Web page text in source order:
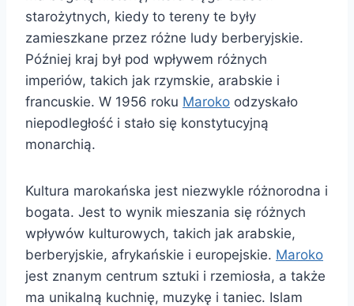
starożytnych, kiedy to tereny te były
zamieszkane przez różne ludy berberyjskie.
Później kraj był pod wpływem różnych
imperiów, takich jak rzymskie, arabskie i
francuskie. W 1956 roku Maroko odzyskało
niepodległość i stało się konstytucyjną
monarchią.
Kultura marokańska jest niezwykle różnorodna i
bogata. Jest to wynik mieszania się różnych
wpływów kulturowych, takich jak arabskie,
berberyjskie, afrykańskie i europejskie. Maroko
jest znanym centrum sztuki i rzemiosła, a także
ma unikalną kuchnię, muzykę i taniec. Islam